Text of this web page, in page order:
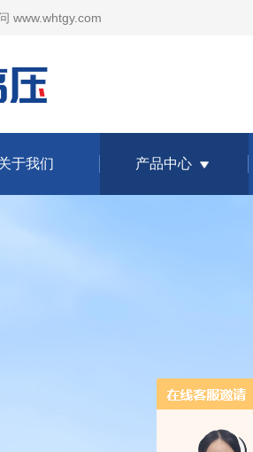
www.whtgy.com
于我们 产品中心